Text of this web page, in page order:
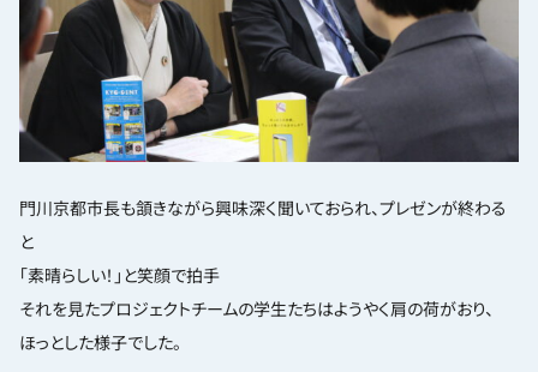
門川京都市長も頷きながら興味深く聞いておられ、プレゼンが終わる
と
「素晴らしい！」と笑顔で拍手
それを見たプロジェクトチームの学生たちはようやく肩の荷がおり、
ほっとした様子でした。